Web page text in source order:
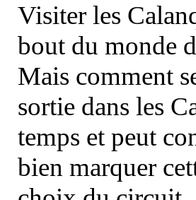
Visiter les
bout du monde
Mais comment
sortie dans les
temps et peut
bien marquer